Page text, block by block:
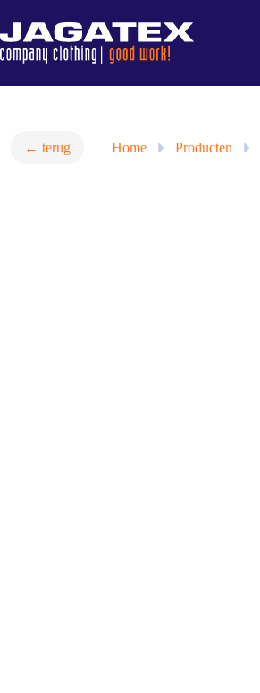
naar
de
inhoud
← terug Home » Producten »